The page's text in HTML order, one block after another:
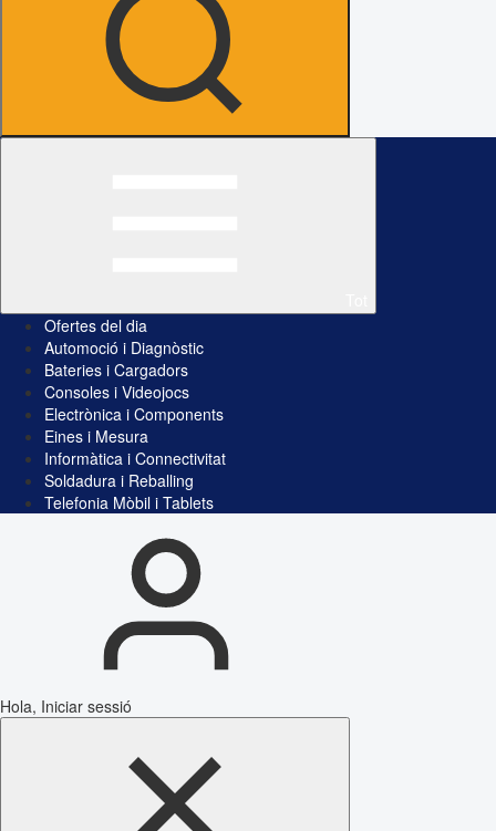
Ofertes del dia
Automoció i Diagnòstic
Bateries i Cargadors
Consoles i Videojocs
Electrònica i Components
Eines i Mesura
Informàtica i Connectivitat
Soldadura i Reballing
Telefonia Mòbil i Tablets
Hola, Iniciar sessió